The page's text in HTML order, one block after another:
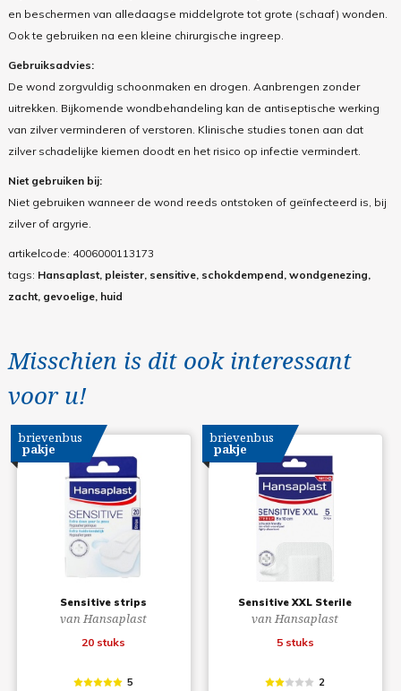
en beschermen van alledaagse middelgrote tot grote (schaaf) wonden.
Ook te gebruiken na een kleine chirurgische ingreep.
Gebruiksadvies:
De wond zorgvuldig schoonmaken en drogen. Aanbrengen zonder
uitrekken. Bijkomende wondbehandeling kan de antiseptische werking
van zilver verminderen of verstoren. Klinische studies tonen aan dat
zilver schadelijke kiemen doodt en het risico op infectie vermindert.
Niet gebruiken bij:
Niet gebruiken wanneer de wond reeds ontstoken of geïnfecteerd is, bij
zilver of argyrie.
artikelcode: 4006000113173
tags: Hansaplast, pleister, sensitive, schokdempend, wondgenezing,
zacht, gevoelige, huid
Misschien is dit ook interessant
voor u!
Sensitive strips
van Hansaplast
20 stuks
brievenbus
pakje
5
Sensitive XXL Sterile
van Hansaplast
5 stuks
brievenbus
pakje
2